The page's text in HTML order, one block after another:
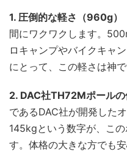
1. 圧倒的な軽さ（960g）
間にワクワクします。
ロキャンプやバイクキャ
にとって、この軽さは神で
2. DAC社TH72Mポール
であるDAC社が開発した
145kgという数字が、こ
す。体格の大きな方でも安